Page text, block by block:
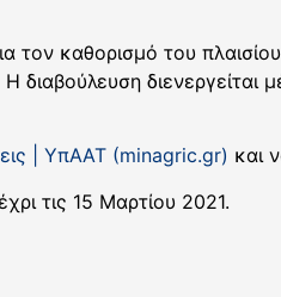
τον καθορισμό του
διενεργείται
| ΥπΑΑΤ (minagric.gr) και
τις 15 Μαρτίου 2021.